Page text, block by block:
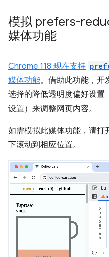
模拟 prefers-
媒体功能
Chrome 118 现在支持
媒体功能。借助此功能，开
选择的降低透明度偏好设置
设置）来调整网页内容。
如需模拟此媒体功能，请打
下滚动到相应位置。